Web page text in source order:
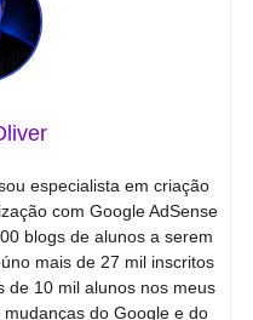
especialista em criação
com Google AdSense
blogs de alunos a serem
mais de 27 mil inscritos
de 10 mil alunos nos meus
do Google e do